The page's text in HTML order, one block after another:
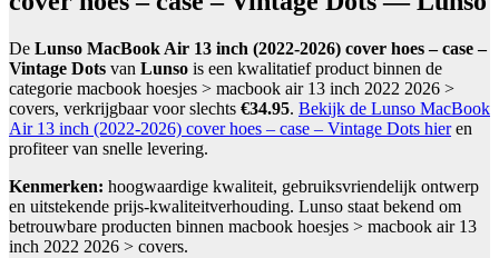
De Lunso MacBook Air 13 inch (2022-2026) cover hoes – case –
Vintage Dots van Lunso is een kwalitatief product binnen de
categorie macbook hoesjes > macbook air 13 inch 2022 2026 >
covers, verkrijgbaar voor slechts €34.95. Bekijk de Lunso MacBook
Air 13 inch (2022-2026) cover hoes – case – Vintage Dots hieren
profiteer van snelle levering.
Kenmerken: hoogwaardige kwaliteit, gebruiksvriendelijk ontwerp
en uitstekende prijs-kwaliteitverhouding. Lunso staat bekend om
betrouwbare producten binnen macbook hoesjes > macbook air 13
inch 2022 2026 > covers.